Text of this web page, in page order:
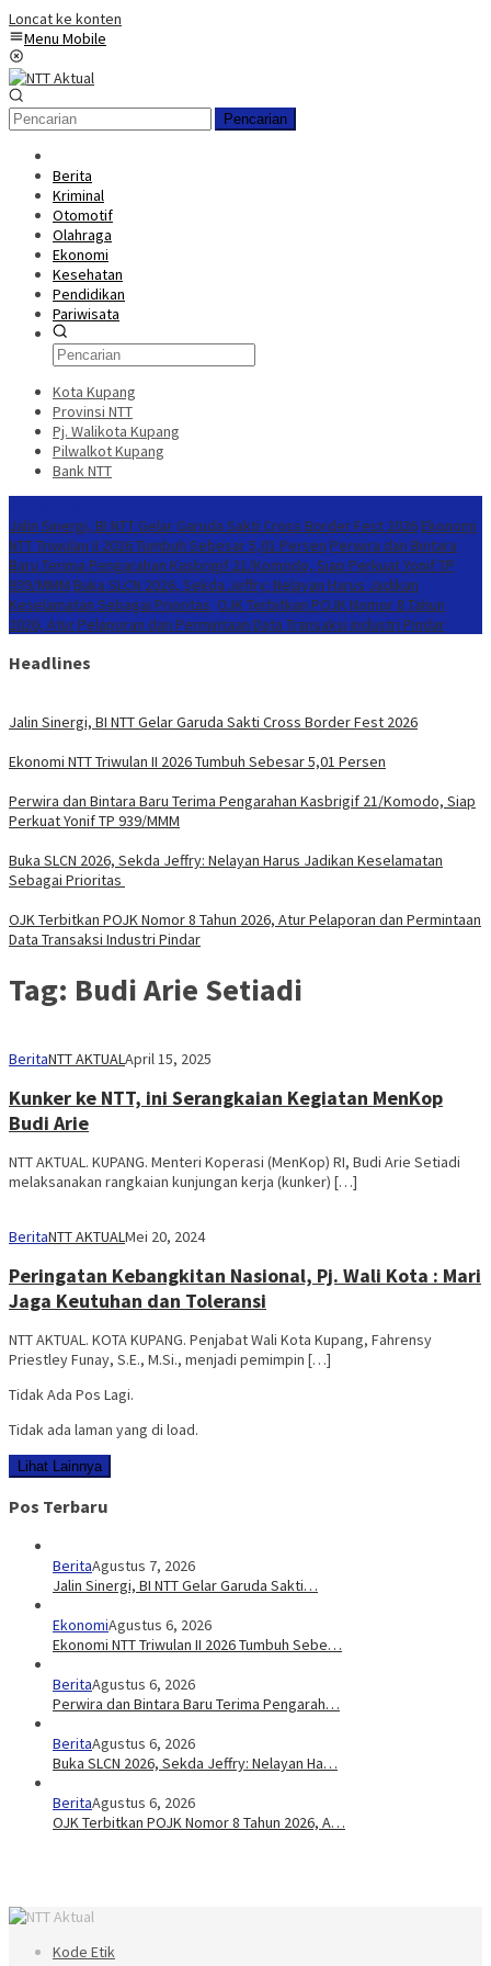
Loncat ke konten
Menu Mobile
Pencarian
Berita
Kriminal
Otomotif
Olahraga
Ekonomi
Kesehatan
Pendidikan
Pariwisata
Kota Kupang
Provinsi NTT
Pj. Walikota Kupang
Pilwalkot Kupang
Bank NTT
Jalin Sinergi, BI NTT Gelar Garuda Sakti Cross Border Fest 2026 Ekonomi
NTT Triwulan II 2026 Tumbuh Sebesar 5,01 Persen Perwira dan Bintara
Baru Terima Pengarahan Kasbrigif 21/Komodo, Siap Perkuat Yonif TP
939/MMM Buka SLCN 2026, Sekda Jeffry: Nelayan Harus Jadikan
Keselamatan Sebagai Prioritas OJK Terbitkan POJK Nomor 8 Tahun
2026, Atur Pelaporan dan Permintaan Data Transaksi Industri Pindar
Headlines
Jalin Sinergi, BI NTT Gelar Garuda Sakti Cross Border Fest 2026
Ekonomi NTT Triwulan II 2026 Tumbuh Sebesar 5,01 Persen
Perwira dan Bintara Baru Terima Pengarahan Kasbrigif 21/Komodo, Siap
Perkuat Yonif TP 939/MMM
Buka SLCN 2026, Sekda Jeffry: Nelayan Harus Jadikan Keselamatan
Sebagai Prioritas
OJK Terbitkan POJK Nomor 8 Tahun 2026, Atur Pelaporan dan Permintaan
Data Transaksi Industri Pindar
Tag: Budi Arie Setiadi
BeritaNTT AKTUALApril 15, 2025
Kunker ke NTT, ini Serangkaian Kegiatan MenKop
Budi Arie
NTT AKTUAL. KUPANG. Menteri Koperasi (MenKop) RI, Budi Arie Setiadi
melaksanakan rangkaian kunjungan kerja (kunker) […]
BeritaNTT AKTUALMei 20, 2024
Peringatan Kebangkitan Nasional, Pj. Wali Kota : Mari
Jaga Keutuhan dan Toleransi
NTT AKTUAL. KOTA KUPANG. Penjabat Wali Kota Kupang, Fahrensy
Priestley Funay, S.E., M.Si., menjadi pemimpin […]
Tidak Ada Pos Lagi.
Tidak ada laman yang di load.
Lihat Lainnya
Pos Terbaru
BeritaAgustus 7, 2026
Jalin Sinergi, BI NTT Gelar Garuda Sakti…
EkonomiAgustus 6, 2026
Ekonomi NTT Triwulan II 2026 Tumbuh Sebe…
BeritaAgustus 6, 2026
Perwira dan Bintara Baru Terima Pengarah…
BeritaAgustus 6, 2026
Buka SLCN 2026, Sekda Jeffry: Nelayan Ha…
BeritaAgustus 6, 2026
OJK Terbitkan POJK Nomor 8 Tahun 2026, A…
Kode Etik